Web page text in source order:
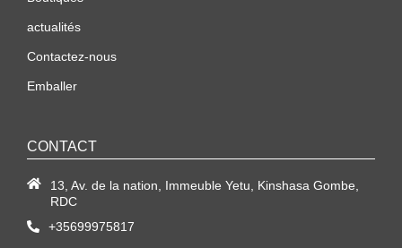
actualités
Contactez-nous
Emballer
CONTACT
13, Av. de la nation, Immeuble Yetu, Kinshasa Gombe,
RDC
+35699975817